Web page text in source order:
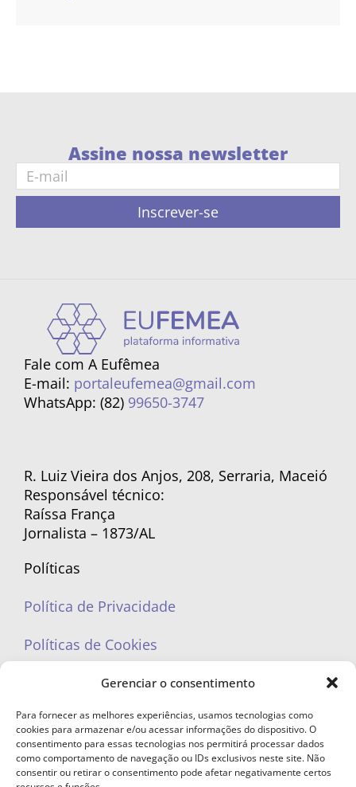
Gerenciar o consentimento
Para fornecer as melhores experiências, usamos tecnologias como
cookies para armazenar e/ou acessar informações do dispositivo. O
consentimento para essas tecnologias nos permitirá processar dados
como comportamento de navegação ou IDs exclusivos neste site. Não
consentir ou retirar o consentimento pode afetar negativamente certos
Assine nossa newsletter
Inscrever-se
Fale com A Eufêmea
E-mail: portaleufemea@gmail.com
WhatsApp: (82) 99650-3747
R. Luiz Vieira dos Anjos, 208, Serraria, Maceió
Responsável técnico:
Raíssa França
Jornalista – 1873/AL
Políticas
Política de Privacidade
Políticas de Cookies
portaleufemea@gmail.com